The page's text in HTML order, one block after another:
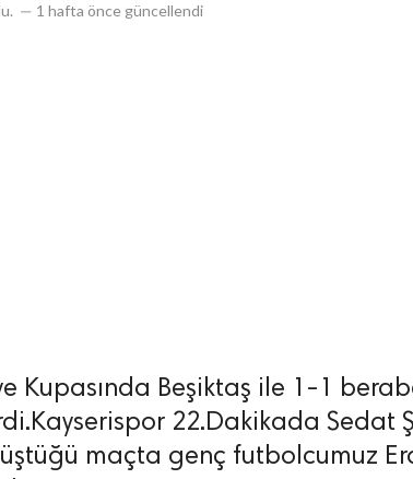
— 1 hafta önce güncellendi
Kupasında Beşiktaş ile 1-1
22.Dakikada Sedat
maçta genç futbolcumuz